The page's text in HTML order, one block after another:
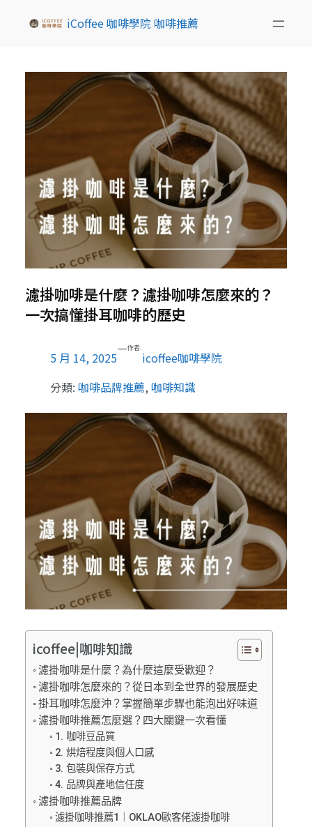
iCoffee 咖啡學院 咖啡推薦
濾掛咖啡是什麼？濾掛咖啡怎麼來的？
一次搞懂掛耳咖啡的歷史
5 月 14, 2025
—作者:
icoffee咖啡學院
分類: 咖啡品牌推薦, 咖啡知識
icoffee|咖啡知識
濾掛咖啡是什麼？為什麼這麼受歡迎？
濾掛咖啡怎麼來的？從日本到全世界的發展歷史
掛耳咖啡怎麼沖？掌握簡單步驟也能泡出好味道
濾掛咖啡推薦怎麼選？四大關鍵一次看懂
1. 咖啡豆品質
2. 烘焙程度與個人口感
3. 包裝與保存方式
4. 品牌與產地信任度
濾掛咖啡推薦品牌
濾掛咖啡推薦1｜OKLAO歐客佬濾掛咖啡